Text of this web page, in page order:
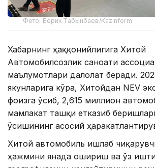
Фото: Берик Табынбаев/Kazinform
Хабарнинг ҳаққонийлигига Хитой
Автомобилсозлик саноати
маълумотлари далолат беради.
якунларига кўра, Хитойдан NEV
фоизга ўсиб, 2,615 миллион
мамлакат ташқи етказиб
ўсишининг асосий
Хитой автомобиль ишлаб
ҳажмини янада ошириш ва ўз